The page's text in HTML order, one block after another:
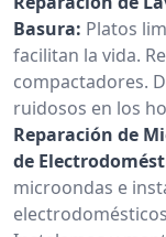
Basura: Platos
facilitan la vida.
compactadores.
ruidosos en los
Reparación de
de
microondas e